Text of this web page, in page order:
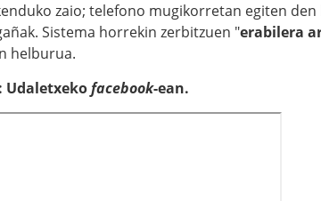
zaio; telefono mugikorretan egiten den
Sistema horrekin zerbitzuen "erabilera
helburua.
Udaletxekofacebook-ean.